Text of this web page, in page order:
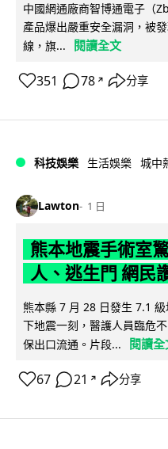
中國網通廠商智博通電子（
產品爆出嚴重安全漏洞，被
線，旗...
閱讀全文
351 78 ↗ 分享
科技娛樂 生活娛樂 城中
Lawton 1 日
熊本地震手術室
人、逃生門 網民
熊本縣 7 月 28 日發生 7.1
下地震一刻，醫護人員臨危
保出口流通。片段...
閱讀全
67 21 ↗ 分享